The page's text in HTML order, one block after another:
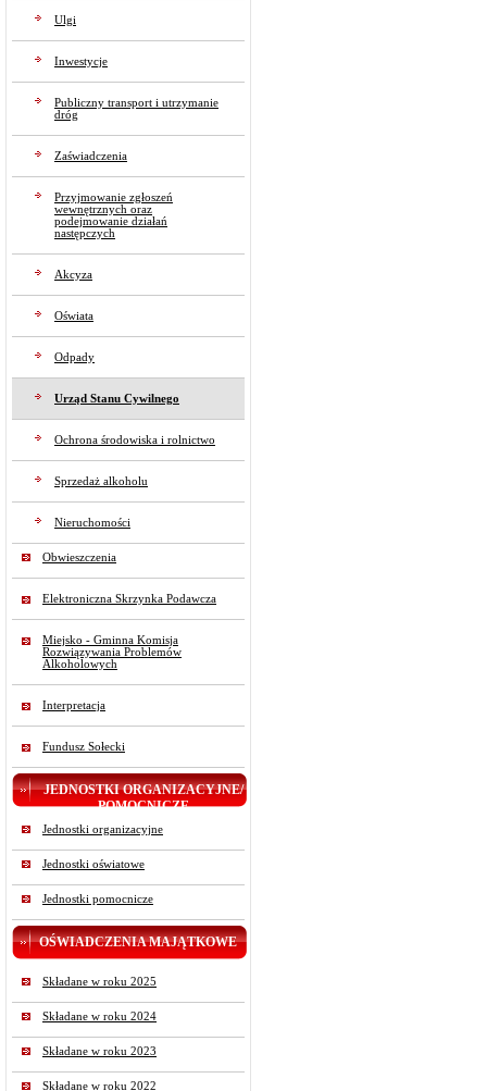
Ulgi
Inwestycje
Publiczny transport i utrzymanie
dróg
Zaświadczenia
Przyjmowanie zgłoszeń
wewnętrznych oraz
podejmowanie działań
następczych
Akcyza
Oświata
Odpady
Urząd Stanu Cywilnego
Ochrona środowiska i rolnictwo
Sprzedaż alkoholu
Nieruchomości
Obwieszczenia
Elektroniczna Skrzynka Podawcza
Miejsko - Gminna Komisja
Rozwiązywania Problemów
Alkoholowych
Interpretacja
Fundusz Sołecki
JEDNOSTKI ORGANIZACYJNE/
POMOCNICZE
Jednostki organizacyjne
Jednostki oświatowe
Jednostki pomocnicze
OŚWIADCZENIA MAJĄTKOWE
Składane w roku 2025
Składane w roku 2024
Składane w roku 2023
Składane w roku 2022